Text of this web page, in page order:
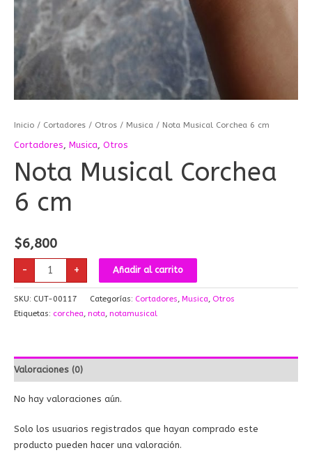
Inicio / Cortadores / Otros / Musica / Nota Musical Corchea 6 cm
Cortadores Musica Otros
Nota Musical Corchea
6 cm
$6,800
- + Añadir al carrito
SKU: CUT-00117 Categorías: Cortadores, Musica, Otros
Etiquetas: corchea, nota, notamusical
Valoraciones (0)
No hay valoraciones aún.
Solo los usuarios registrados que hayan comprado este
producto pueden hacer una valoración.